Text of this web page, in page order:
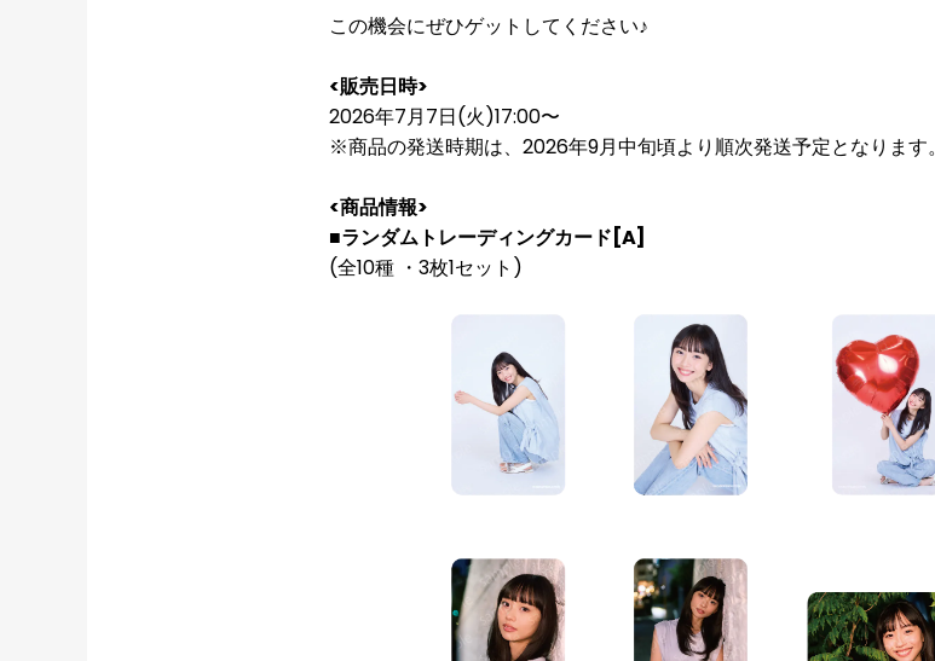
この機会にぜひゲットしてください♪
<販売日時>
2026年7月7日(火)17:00〜
※商品の発送時期は、2026年9月中旬頃より順次発送予定となります。
<商品情報>
■ランダムトレーディングカード[A]
(全10種 ・3枚1セット)